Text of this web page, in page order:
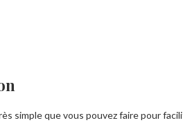
simple que vous pouvez faire pour